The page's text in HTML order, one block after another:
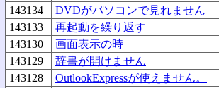
143134
DVDがパソコンで見れません
143133
再起動を繰り返す
143130
画面表示の時
143129
辞書が開けません
143128
OutlookExpressが使えません。